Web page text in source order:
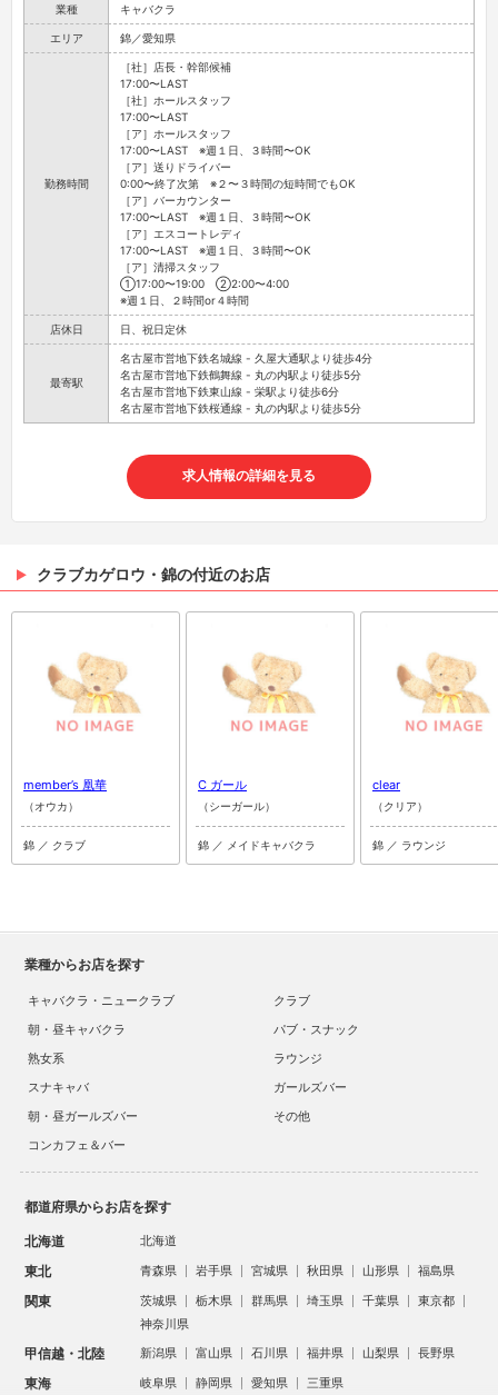
業種 キャバクラ
エリア 錦／愛知県
勤務時間
［社］店長・幹部候補
17:00〜LAST
［社］ホールスタッフ
17:00〜LAST
［ア］ホールスタッフ
17:00〜LAST ※週１日、３時間〜OK
［ア］送りドライバー
0:00〜終了次第 ※２〜３時間の短時間でもOK
［ア］バーカウンター
17:00〜LAST ※週１日、３時間〜OK
［ア］エスコートレディ
17:00〜LAST ※週１日、３時間〜OK
［ア］清掃スタッフ
①17:00〜19:00 ②2:00〜4:00
※週１日、２時間or４時間
店休日 日、祝日定休
最寄駅
名古屋市営地下鉄名城線 - 久屋大通駅より徒歩4分
名古屋市営地下鉄鶴舞線 - 丸の内駅より徒歩5分
名古屋市営地下鉄東山線 - 栄駅より徒歩6分
名古屋市営地下鉄桜通線 - 丸の内駅より徒歩5分
求人情報の詳細を見る
クラブカゲロウ・錦の付近のお店
member’s 凰華
（オウカ）
錦 ／ クラブ
C ガール
（シーガール）
錦 ／ メイドキャバクラ
clear
（クリア）
錦 ／ ラウンジ
業種からお店を探す
キャバクラ・ニュークラブ
クラブ
朝・昼キャバクラ
パブ・スナック
熟女系
ラウンジ
スナキャバ
ガールズバー
朝・昼ガールズバー
その他
コンカフェ＆バー
都道府県からお店を探す
北海道 北海道
東北 青森県 岩手県 宮城県 秋田県 山形県 福島県
関東 茨城県 栃木県 群馬県 埼玉県 千葉県
東京都
神奈川県
甲信越・北陸 新潟県 富山県 石川県 福井県 山梨県 長野県
東海 岐阜県 静岡県 愛知県 三重県